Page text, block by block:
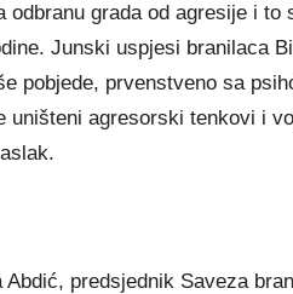
grada od agresije i to
Junski uspjesi branilaca
pobjede, prvenstveno sa
uništeni agresorski tenkovi i
predsjednik Saveza